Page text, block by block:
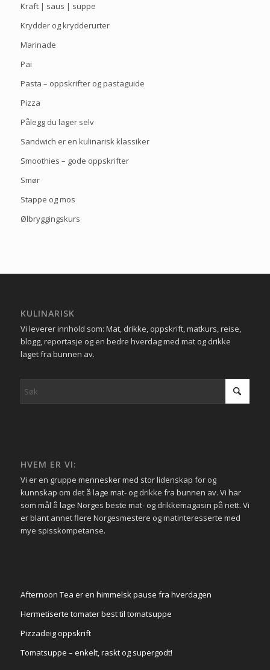
Kraft | saus | suppe
Krydder og krydderurter
Marinade
Pai
Pasta – oppskrifter og pastaguide
Pizza
Pålegg du lager selv
Sandwich er en kulinarisk klassiker
Smoothies – gode oppskrifter
Smør
Stappe og mos
Ølbryggingskurs
KULINARISK
Vi leverer innhold som: Mat, drikke, oppskrift, matkurs, reise,
blogg, reportasje og en bedre hverdag med mat og drikke
laget fra bunnen av.
HVEM ER VI:
Vi er en gruppe mennesker med stor lidenskap for og
kunnskap om det å lage mat- og drikke fra bunnen av. Vi har
som mål å lage Norges beste mat- og drikkemagasin på nett. Vi
er blant annet flere Norgesmestere og matinteresserte med
mye spisskompetanse.
Afternoon Tea er en himmelsk pause fra hverdagen
Hermetiserte tomater best til tomatsuppe
Pizzadeig oppskrift
Tomatsuppe – enkelt, raskt og supergodt!